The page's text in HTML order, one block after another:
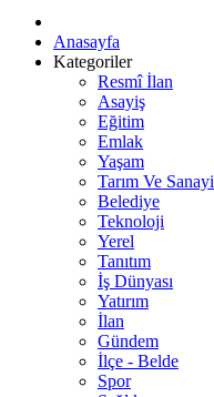
Anasayfa
Kategoriler
Resmî İlan
Asayiş
Eğitim
Emlak
Yaşam
Tarım Ve Sanayi
Belediye
Teknoloji
Yerel
Tanıtım
İş Dünyası
Yatırım
İlan
Gündem
İlçe - Belde
Spor